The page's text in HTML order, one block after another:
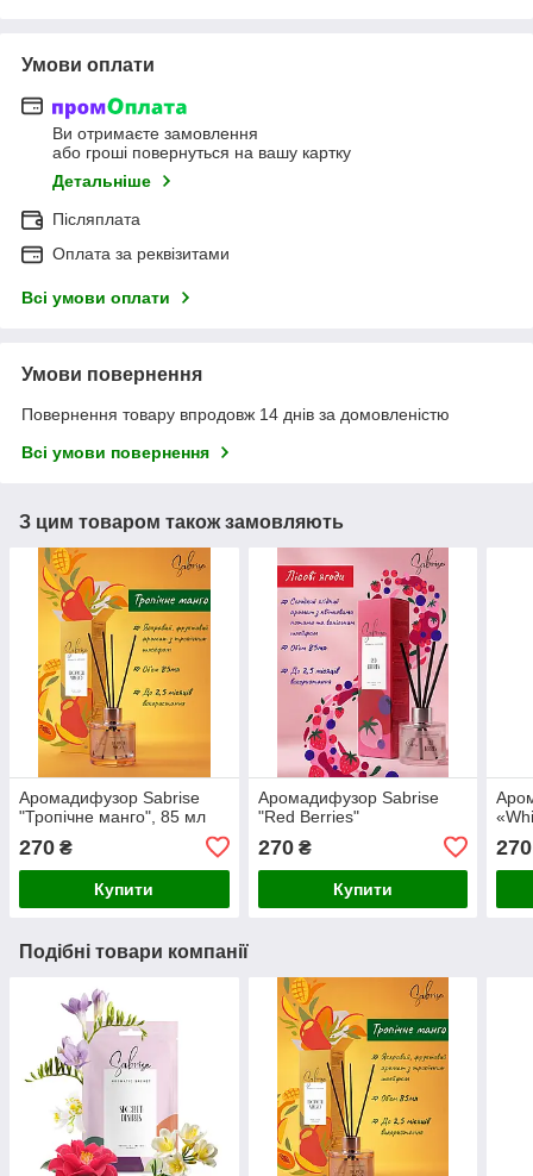
Умови оплати
Ви отримаєте замовлення
або гроші повернуться на вашу картку
Детальніше
Післяплата
Оплата за реквізитами
Всі умови оплати
Умови повернення
Повернення товару впродовж 14 днів за домовленістю
Всі умови повернення
З цим товаром також замовляють
Аромадифузор Sabrise
"Тропічне манго", 85 мл
270 ₴
Купити
Аромадифузор Sabrise
"Red Berries"
270₴
Купити
270
Подібні товари компанії